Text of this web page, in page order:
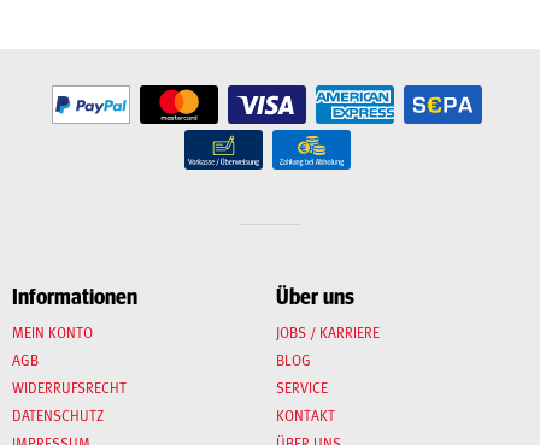
Informationen
MEIN KONTO
AGB
WIDERRUFSRECHT
DATENSCHUTZ
Über uns
JOBS / KARRIERE
BLOG
SERVICE
KONTAKT